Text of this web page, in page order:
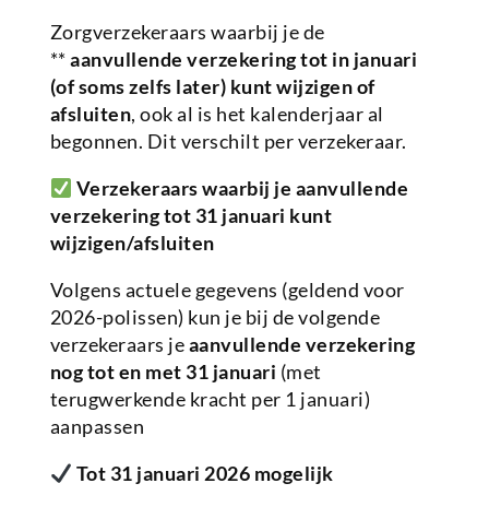
Zorgverzekeraars waarbij je de
**aanvullende verzekering tot in januari
(of soms zelfs later) kunt wijzigen of
afsluiten, ook al is het kalenderjaar al
begonnen. Dit verschilt per verzekeraar.
Verzekeraars waarbij je aanvullende
verzekering tot 31 januari kunt
wijzigen/afsluiten
Volgens actuele gegevens (geldend voor
2026-polissen) kun je bij de volgende
verzekeraars jeaanvullende verzekering
nog tot en met 31 januari (met
terugwerkende kracht per 1 januari)
aanpassen
Tot 31 januari 2026 mogelijk